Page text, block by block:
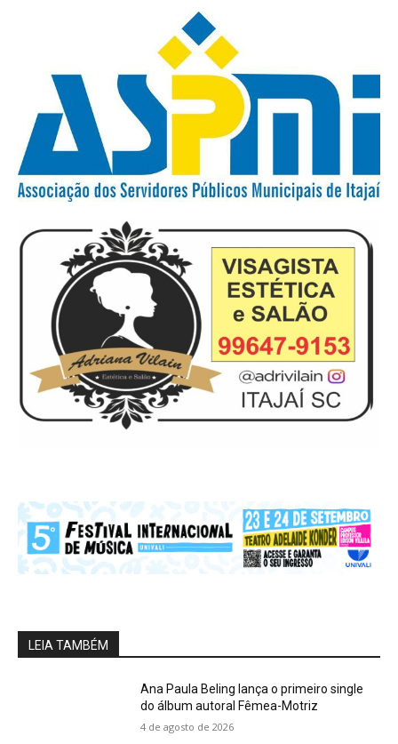
LEIA TAMBÉM
Ana Paula Beling lança o primeiro single
do álbum autoral Fêmea-Motriz
4 de agosto de 2026